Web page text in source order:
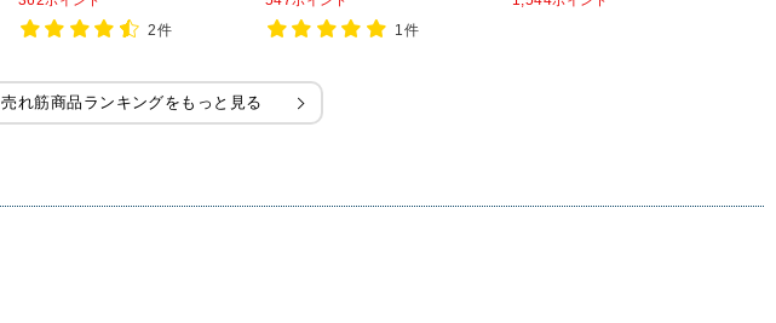
高さ790mm
2件 1件
行560×高さ1000mm
売れ筋商品ランキングをもっと見る